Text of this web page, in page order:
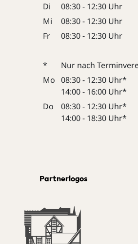
Di
08:30 - 12:30 Uhr
Mi
08:30 - 12:30 Uhr
Fr
08:30 - 12:30 Uhr
*
Nur nach
Mo 08:30 - 12:30 Uhr*
14:00 - 16:00 Uhr*
Do
08:30 - 12:30 Uhr*
14:00 - 18:30 Uhr*
Partnerlogos